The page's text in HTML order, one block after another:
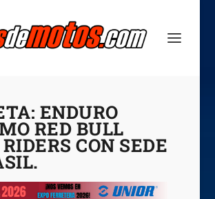
ENDURO
RED BULL
CON SEDE